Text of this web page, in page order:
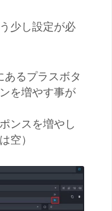
少し設定が必
あるプラスボタ
を増やす事が
ンスを増やし
空）